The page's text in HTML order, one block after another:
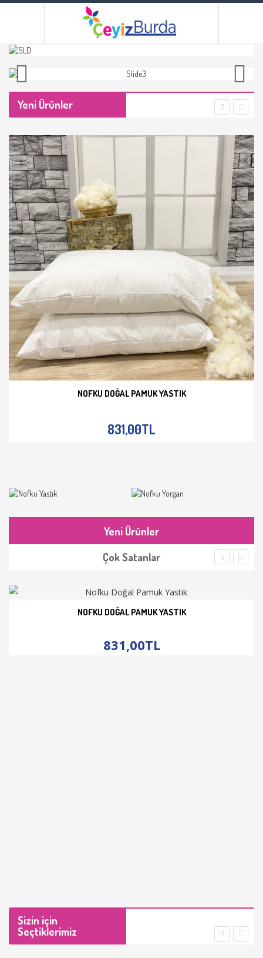
Yeni Ürünler
NOFKU DOĞAL PAMUK YASTIK
831,00TL
Yeni Ürünler
Çok Satanlar
NOFKU DOĞAL PAMUK YASTIK
831,00TL
Sizin için
Seçtiklerimiz